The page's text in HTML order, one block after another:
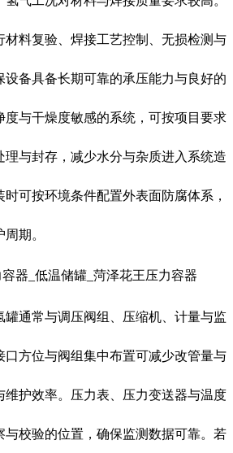
材料复验、焊接工艺控制、无损检测与
设备具备长期可靠的承压能力与良好的
度与干燥度敏感的系统，可按项目要求
理与封存，减少水分与杂质进入系统造
可按环境条件配置外表面防腐体系，
期。
罐通常与调压阀组、压缩机、计量与监
口方位与阀组集中布置可减少改管量与
维护效率。压力表、压力变送器与温度
与校验的位置，确保监测数据可靠。若